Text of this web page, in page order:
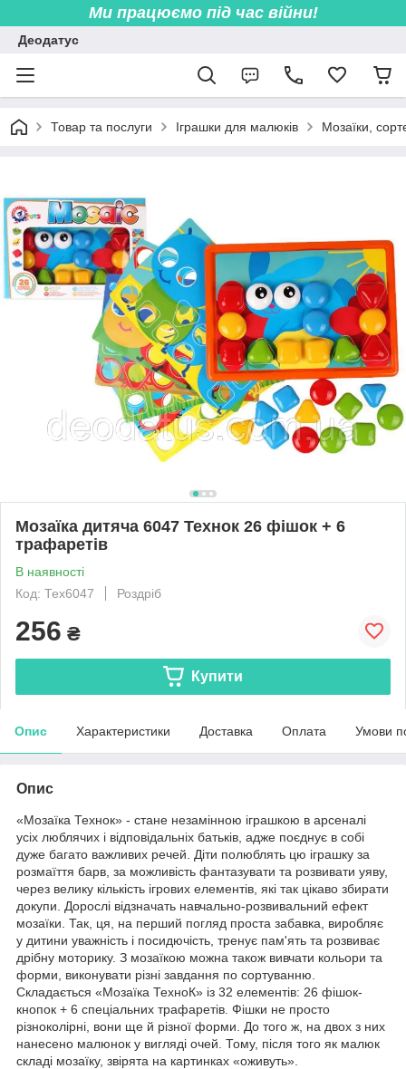
Ми працюємо під час війни!
Деодатус
Товар та послуги Іграшки для малюків Мозаїки,
Мозаїка дитяча 6047 Технок 26 фішок + 6
трафаретів
В наявності
Код: Тех6047
Роздріб
256 ₴
Купити
Опис Характеристики Доставка Оплата Умови
Опис
«Мозаїка Технок» - стане незамінною іграшкою в арсеналі
усіх люблячих і відповідальніх батьків, адже поєднує в собі
дуже багато важливих речей. Діти полюблять цю іграшку за
розмаїття барв, за можливість фантазувати та розвивати уяву,
через велику кількість ігрових елементів, які так цікаво збирати
докупи. Дорослі відзначать навчально-розвивальний ефект
мозаїки. Так, ця, на перший погляд проста забавка, виробляє
у дитини уважність і посидючість, тренує пам'ять та розвиває
дрібну моторику. З мозаїкою можна також вивчати кольори та
форми, виконувати різні завдання по сортуванню.
Складається «Мозаїка ТехноК» із 32 елементів: 26 фішок-
кнопок + 6 спеціальних трафаретів. Фішки не просто
різноколірні, вони ще й різної форми. До того ж, на двох з них
нанесено малюнок у вигляді очей. Тому, після того як малюк
складі мозаїку, звірята на картинках «оживуть».